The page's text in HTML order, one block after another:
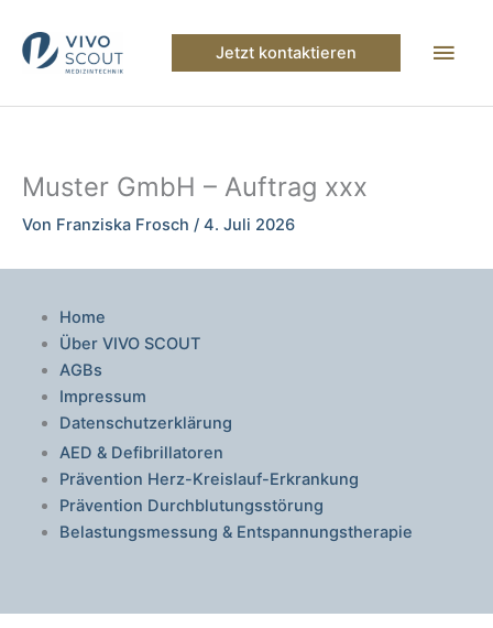
Inhalt
springen
Jetzt kontaktieren
Muster GmbH – Auftrag xxx
Von Franziska Frosch / 4. Juli 2026
Home
Über VIVO SCOUT
AGBs
Impressum
Datenschutzerklärung
AED & Defibrillatoren
Prävention Herz-Kreislauf-Erkrankung
Prävention Durchblutungsstörung
Belastungsmessung & Entspannungstherapie